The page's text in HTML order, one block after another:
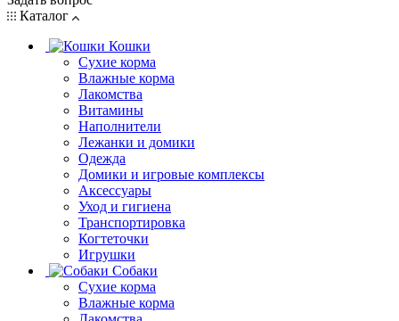
Каталог
Кошки
Сухие корма
Влажные корма
Лакомства
Витамины
Наполнители
Лежанки и домики
Одежда
Домики и игровые комплексы
Аксессуары
Уход и гигиена
Транспортировка
Когтеточки
Игрушки
Собаки
Сухие корма
Влажные корма